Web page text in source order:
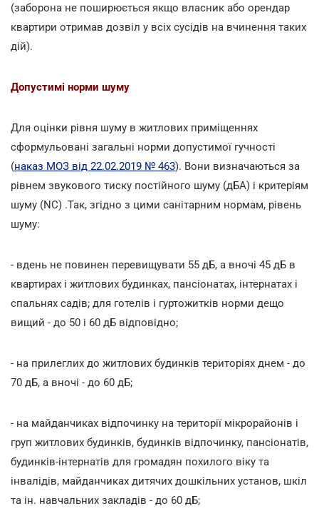
(заборона не поширюється якщо власник або орендар
квартири отримав дозвіл у всіх сусідів на вчинення таких
дій).
Допустимі норми шуму
Для оцінки рівня шуму в житлових приміщеннях
сформульовані загальні норми допустимої гучності
(наказ МОЗ від 22.02.2019 № 463). Вони визначаються за
рівнем звукового тиску постійного шуму (дБА) і критеріям
шуму (NC) .Так, згідно з цими санітарним нормам, рівень
шуму:
- вдень не повинен перевищувати 55 дБ, а вночі 45 дБ в
квартирах і житлових будинках, пансіонатах, інтернатах і
спальнях садів; для готелів і гуртожитків норми дещо
вищий - до 50 і 60 дБ відповідно;
- на прилеглих до житлових будинків територіях днем - до
70 дБ, а вночі - до 60 дБ;
- на майданчиках відпочинку на території мікрорайонів і
груп житлових будинків, будинків відпочинку, пансіонатів,
будинків-інтернатів для громадян похилого віку та
інвалідів, майданчиках дитячих дошкільних установ, шкіл
та ін. навчальних закладів - до 60 дБ;